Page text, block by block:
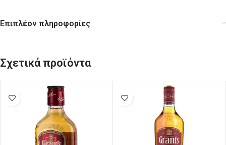
Επιπλέον πληροφορίες
Σχετικά προϊόντα